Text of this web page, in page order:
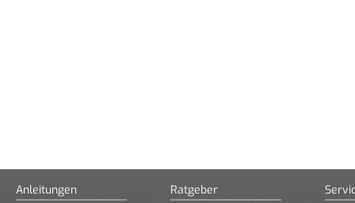
Anleitungen Ratgeber